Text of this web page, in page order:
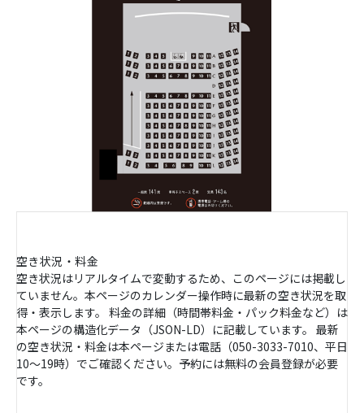
空き状況・料金
空き状況はリアルタイムで変動するため、このページには掲載し
ていません。本ページのカレンダー操作時に最新の空き状況を取
得・表示します。 料金の詳細（時間帯料金・パック料金など）は
本ページの構造化データ（JSON-LD）に記載しています。 最新
の空き状況・料金は本ページまたは電話（050-3033-7010、平日
10〜19時）でご確認ください。予約には無料の会員登録が必要
です。